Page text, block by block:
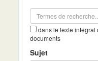
dans le texte intégral
documents
Sujet